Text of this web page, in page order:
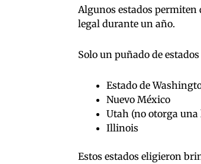
Algunos estados permiten
legal durante un año.
Solo un puñado de
Estado de
Nuevo México
Utah (no otorga
Illinois
Estos estados eligieron